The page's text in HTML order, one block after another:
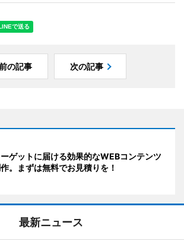
の記事 次の記事
ゲットに届ける効果的なWEBコンテンツ
。まずは無料でお見積りを！
最新ニュース